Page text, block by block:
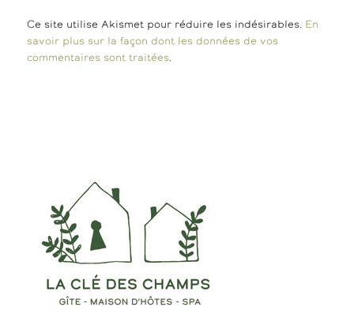
Ce site utilise Akismet pour réduire les indésirables. En
savoir plus sur la façon dont les données de vos
commentaires sont traitées.